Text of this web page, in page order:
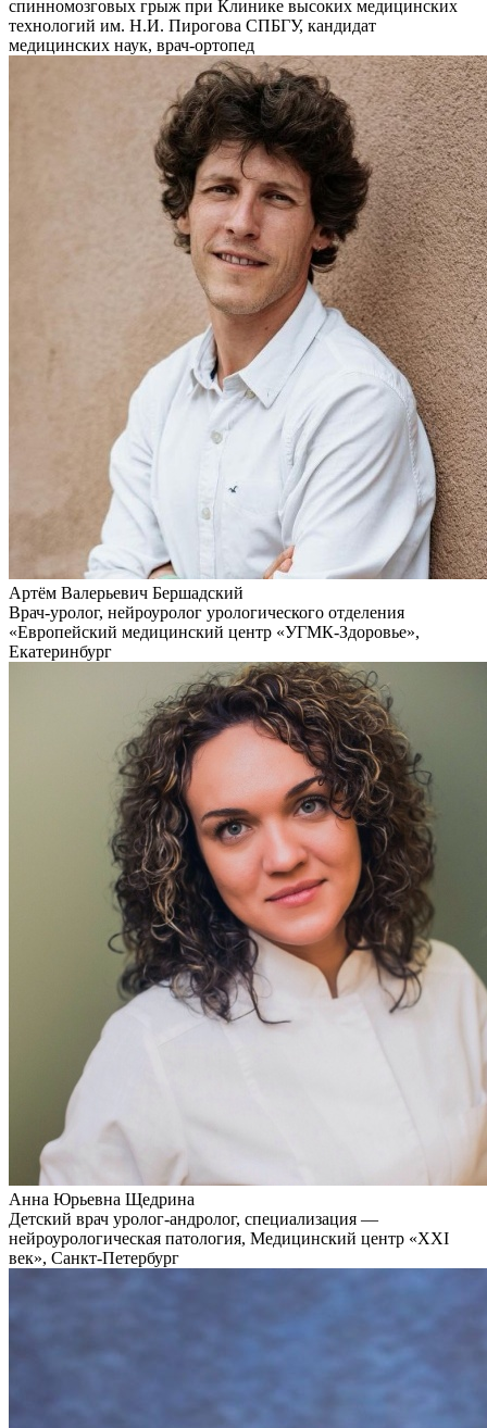
спинномозговых грыж при Клинике высоких медицинских
технологий им. Н.И. Пирогова СПБГУ, кандидат
медицинских наук, врач-ортопед
Артём Валерьевич Бершадский
Врач-уролог, нейроуролог урологического отделения
«Европейский медицинский центр «УГМК-Здоровье»,
Екатеринбург
Анна Юрьевна Щедрина
Детский врач уролог-андролог, специализация —
нейроурологическая патология, Медицинский центр «XXI
век», Санкт-Петербург